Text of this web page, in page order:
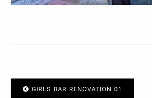
GIRLS BAR RENOVATION 01